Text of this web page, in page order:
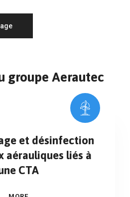
groupe Aerautec
et désinfection
aérauliques liés à
CTA